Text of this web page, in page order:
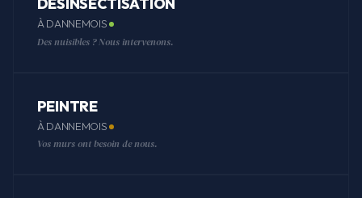
DÉSINSECTISATION
À DANNEMOIS
Des nuisibles ? Nous intervenons.
PEINTRE
À DANNEMOIS
Vos murs ont besoin de nous.